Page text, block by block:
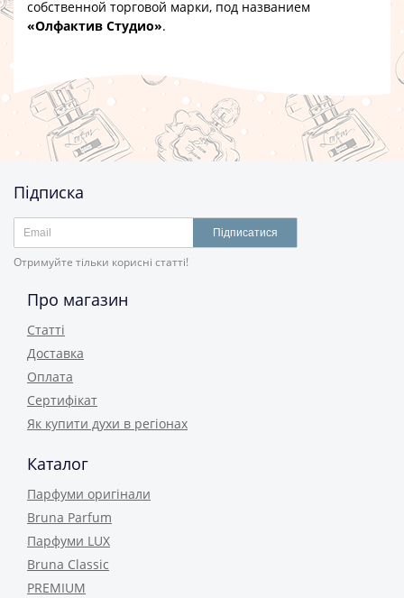
собственной торговой марки, под названием
«Олфактив Студио».
Підписка
Підписатися
Отримуйте тільки корисні статті!
Про магазин
Статті
Доставка
Оплата
Сертифікат
Як купити духи в регіонах
Каталог
Парфуми оригінали
Bruna Parfum
Парфуми LUX
Bruna Classic
PREMIUM